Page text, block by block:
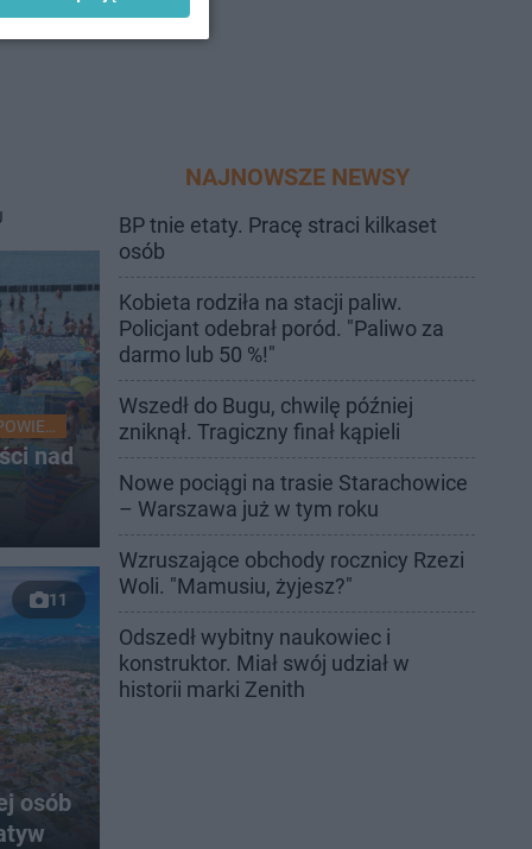
nad
11
osób
NAJNOWSZE NEWSY
BP tnie etaty. Pracę straci kilkaset
osób
Kobieta rodziła na stacji paliw.
Policjant odebrał poród. "Paliwo za
darmo lub 50 %!"
Wszedł do Bugu, chwilę później
zniknął. Tragiczny finał kąpieli
Nowe pociągi na trasie Starachowice
– Warszawa już w tym roku
Wzruszające obchody rocznicy Rzezi
Woli. "Mamusiu, żyjesz?"
Odszedł wybitny naukowiec i
konstruktor. Miał swój udział w
historii marki Zenith